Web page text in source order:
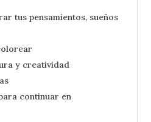
tus pensamientos, sueños
y creatividad
continuar en